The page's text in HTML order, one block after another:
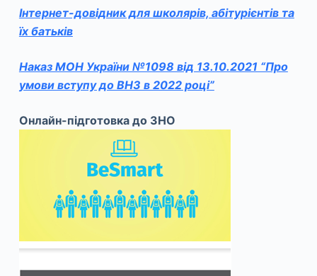
Інтернет-довідник для школярів, абітурієнтів та
їх батьків
Наказ МОН України №1098 від 13.10.2021 “Про
умови вступу до ВНЗ в 2022 році”
Онлайн-підготовка до ЗНО